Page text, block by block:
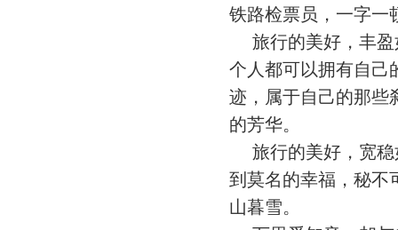
铁路检票员，一字一
旅行的美好，丰盈
个人都可以拥有自己
迹，属于自己的那些
的芳华。
旅行的美好，宽稳
到莫名的幸福，秘不
山暮雪。